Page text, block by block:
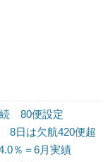
続 80便設定
8日は欠航420便超
％＝6月実績